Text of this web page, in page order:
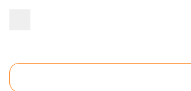
Platrerie Ile-de-France
Vous recherchez unartisan plâtrier